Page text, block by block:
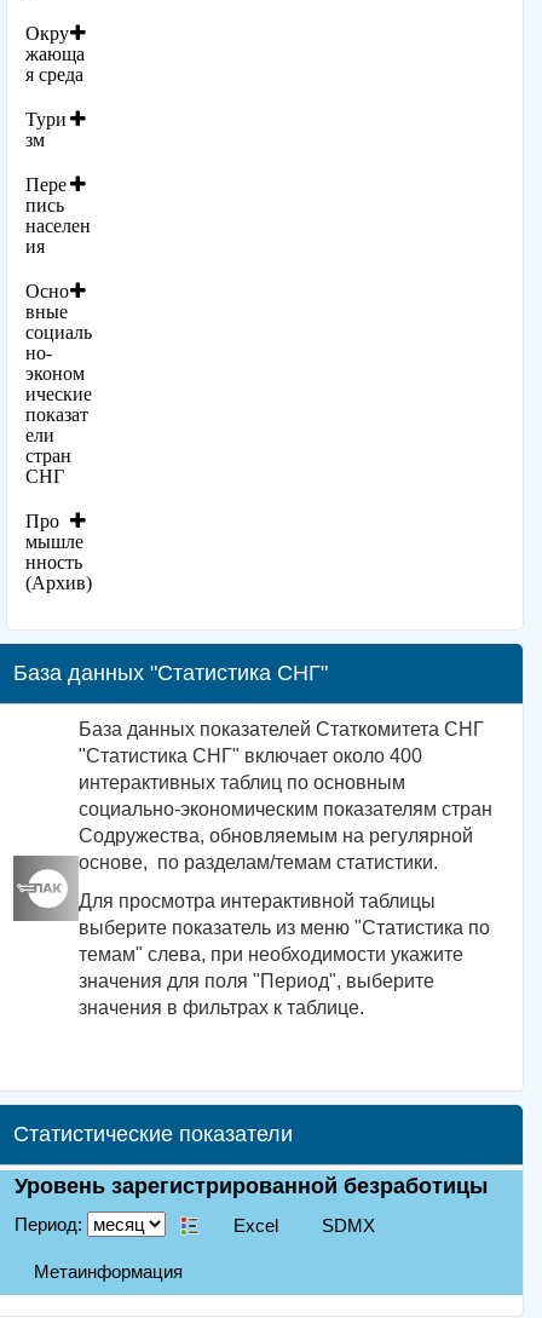
Окру
жающа
я среда
Тури
зм
Пере
пись
населен
ия
Осно
вные
социаль
но-
эконом
ические
показат
ели
стран
СНГ
Про
мышле
нность
(Архив)
База данных "Статистика СНГ"
База данных показателей Статкомитета СНГ
"Статистика СНГ" включает около 400
интерактивных таблиц по основным
социально-экономическим показателям стран
Содружества, обновляемым на регулярной
основе, по разделам/темам статистики.
Для просмотра интерактивной таблицы
выберите показатель из меню "Статистика по
темам" слева, при необходимости укажите
значения для поля "Период", выберите
значения в фильтрах к таблице.
Статистические показатели